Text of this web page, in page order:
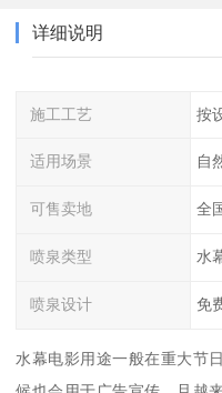
详细说明
施工工艺 按
适用场景 自
可售卖地 全
喷泉类型 水
喷泉设计 免
水幕电影用途一般在重大节